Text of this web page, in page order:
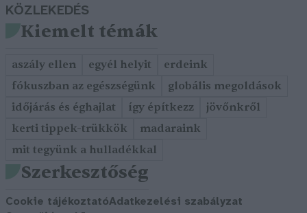
KÖZLEKEDÉS
Kiemelt témák
aszály ellen egyél helyit
erdeink
fókuszban az egészségünk
globális megoldások
időjárás és éghajlat
így építkezz
jövőnkről
kerti tippek-trükkök
madaraink
mit tegyünk a hulladékkal
Szerkesztőség
Cookie tájékoztatóAdatkezelési szabályzat